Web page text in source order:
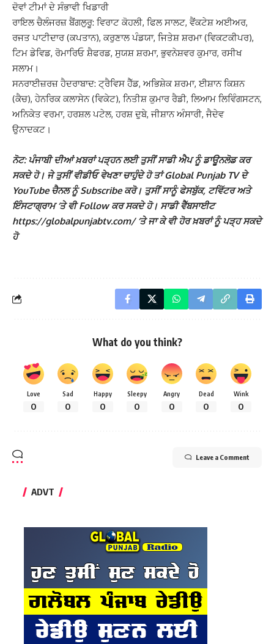
ਦੋਵਾਂ ਟੀਮਾਂ ਦੇ ਸੰਭਾਵੀ ਖਿਡਾਰੀ
ਰਾਇਲ ਚੈਲੰਜਰਜ਼ ਬੈਂਗਲੁਰੂ: ਵਿਰਾਟ ਕੋਹਲੀ, ਫਿਲ ਸਾਲਟ, ਵੈਂਕਟੇਸ਼ ਅਈਅਰ,
ਰਜਤ ਪਾਟੀਦਾਰ (ਕਪਤਾਨ), ਕਰੁਣਾਲ ਪੰਡਯਾ, ਜਿਤੇਸ਼ ਸ਼ਰਮਾ (ਵਿਕਟਕੀਪਰ),
ਟਿਮ ਡੇਵਿਡ, ਰੋਮਾਰਿਓ ਸ਼ੈਫਰਡ, ਸੁਯਸ਼ ਸ਼ਰਮਾ, ਭੁਵਨੇਸ਼ਵਰ ਕੁਮਾਰ, ਰਸੀਖ
ਸਲਾਮ।
ਸਨਰਾਈਜ਼ਰਜ਼ ਹੈਦਰਾਬਾਦ: ਟ੍ਰੈਵਿਸ ਹੈੱਡ, ਅਭਿਸ਼ੇਕ ਸ਼ਰਮਾ, ਈਸ਼ਾਨ ਕਿਸ਼ਨ
(ਕੈਚ), ਹੇਨਰਿਕ ਕਲਾਸੇਨ (ਵਿਕੇਟ), ਨਿਤੀਸ਼ ਕੁਮਾਰ ਰੈਡੀ, ਲਿਆਮ ਲਿਵਿੰਗਸਟਨ,
​​ਅਨਿਕੇਤ ਵਰਮਾ, ਹਰਸ਼ਲ ਪਟੇਲ, ਹਰਸ਼ ਦੁਬੇ, ਜੀਸ਼ਾਨ ਅੰਸਾਰੀ, ਜੈਦੇਵ
ਉਨਾਦਕਟ।
ਨੋਟ: ਪੰਜਾਬੀ ਦੀਆਂ ਖ਼ਬਰਾਂ ਪੜ੍ਹਨ ਲਈ ਤੁਸੀਂ ਸਾਡੀ ਐਪ ਨੂੰ ਡਾਊਨਲੋਡ ਕਰ
ਸਕਦੇ ਹੋ। ਜੇ ਤੁਸੀਂ ਵੀਡੀਓ ਵੇਖਣਾ ਚਾਹੁੰਦੇ ਹੋ ਤਾਂ Global Punjab TV ਦੇ
YouTube ਚੈਨਲ ਨੂੰ Subscribe ਕਰੋ। ਤੁਸੀਂ ਸਾਨੂੰ ਫੇਸਬੁੱਕ, ਟਵਿੱਟਰ ਅਤੇ
ਇੰਸਟਾਗ੍ਰਾਮ ‘ਤੇ ਵੀ Follow ਕਰ ਸਕਦੇ ਹੋ। ਸਾਡੀ ਵੈੱਬਸਾਈਟ
https://globalpunjabtv.com/ ‘ਤੇ ਜਾ ਕੇ ਵੀ ਹੋਰ ਖ਼ਬਰਾਂ ਨੂੰ ਪੜ੍ਹ ਸਕਦੇ
ਹੋ
What do you think?
Love
0
Sad
0
Happy
0
Sleepy
0
Angry
0
Dead
0
Wink
0
Leave a Comment
ADVT